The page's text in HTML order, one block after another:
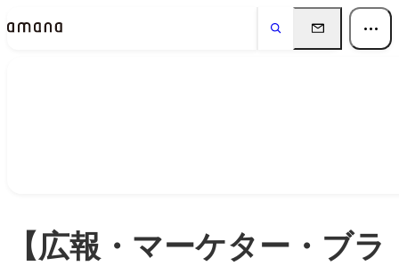
【広報・マーケター・ブラ